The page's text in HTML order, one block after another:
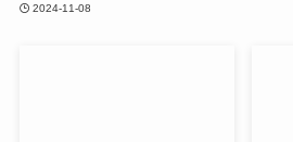
2024-11-08